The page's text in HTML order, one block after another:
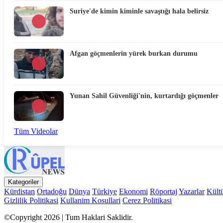
Suriye'de kimin kiminle savaştığı hala belirsiz
Afgan göçmenlerin yürek burkan durumu
Yunan Sahil Güvenliği'nin, kurtardığı göçmenler
Tüm Videolar
Kategoriler
Kürdistan Ortadoğu Dünya Türkiye Ekonomi Röportaj Yazarlar
Gizlilik Politikasi Kullanim Kosullari Cerez Politikasi
©Copyright 2026 | Tum Haklari Saklidir.